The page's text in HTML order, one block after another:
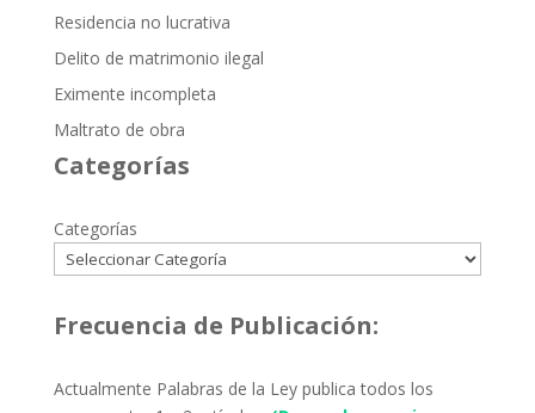
Residencia no lucrativa
Delito de matrimonio ilegal
Eximente incompleta
Maltrato de obra
Categorías
Categorías
Frecuencia de Publicación:
Actualmente Palabras de la Ley publica todos los